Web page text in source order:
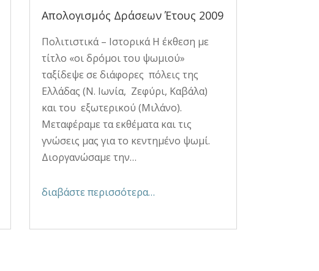
Απολογισμός Δράσεων Έτους 2009
Πολιτιστικά – Ιστορικά Η έκθεση με
τίτλο «οι δρόμοι του ψωμιού»
ταξίδεψε σε διάφορες πόλεις της
Ελλάδας (Ν. Ιωνία, Ζεφύρι, Καβάλα)
και του εξωτερικού (Μιλάνο).
Μεταφέραμε τα εκθέματα και τις
γνώσεις μας για το κεντημένο ψωμί.
Διοργανώσαμε την…
διαβάστε περισσότερα…